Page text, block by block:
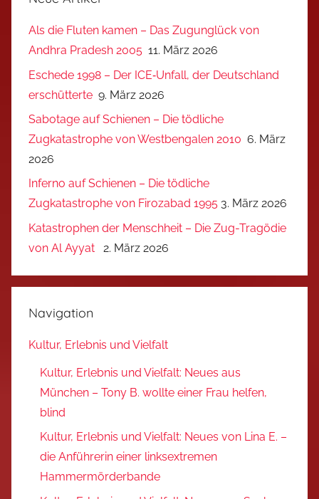
Als die Fluten kamen – Das Zugunglück von
Andhra Pradesh 2005 11. März 2026
Eschede 1998 – Der ICE‑Unfall, der Deutschland
erschütterte 9. März 2026
Sabotage auf Schienen – Die tödliche
Zugkatastrophe von Westbengalen 2010 6. März
2026
Inferno auf Schienen – Die tödliche
Zugkatastrophe von Firozabad 1995 3. März 2026
Katastrophen der Menschheit – Die Zug-Tragödie
von Al Ayyat
2. März 2026
Navigation
Kultur, Erlebnis und Vielfalt
Kultur, Erlebnis und Vielfalt: Neues aus
München – Tony B. wollte einer Frau helfen,
blind
Kultur, Erlebnis und Vielfalt: Neues von Lina E. –
die Anführerin einer linksextremen
Hammermörderbande